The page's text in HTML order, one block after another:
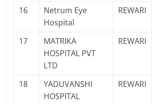
16
Netrum Eye
Hospital
REWARI
17
MATRIKA
HOSPITAL PVT
LTD
REWARI
18
YADUVANSHI
HOSPITAL
REWARI